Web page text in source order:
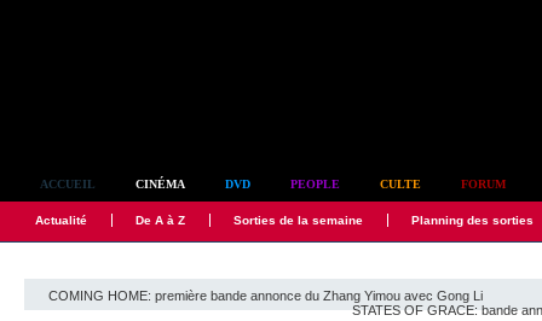
ACCUEIL CINÉMA DVD PEOPLE CULTE FORUM
Actualité De A à Z Sorties de la semaine Planning des sorties
COMING HOME: première bande annonce du Zhang Yimou avec Gong Li
STATES OF GRACE: bande